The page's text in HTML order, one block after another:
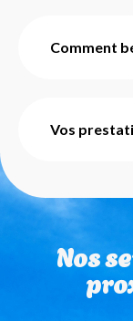
payez que
service est
utiliser vos
pour régler
sans
d'un ménage
modifier ou
appel à votre
Nos